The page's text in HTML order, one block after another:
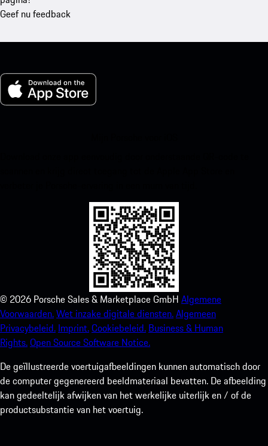
Geef nu feedback
© 2026 Porsche Sales & Marketplace GmbH Algemene
Voorwaarden.Wet inzake digitale diensten.Algemeen
Privacybeleid. Imprint.Cookiebeleid. Business & Human
Rights.Open Source Software Notice.
De geïllustreerde voertuigafbeeldingen kunnen automatisch door
de computer gegenereerd beeldmateriaal bevatten. De afbeelding
kan gedeeltelijk afwijken van het werkelijke uiterlijk en / of de
productsubstantie van het voertuig.